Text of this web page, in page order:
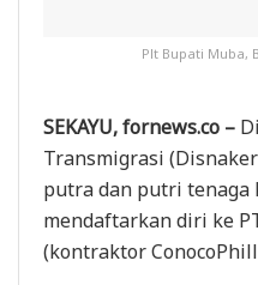
Plt Bupati Muba,
SEKAYU, fornews.co –
Transmigrasi
putra dan putri
mendaftarkan diri ke
(kontraktor